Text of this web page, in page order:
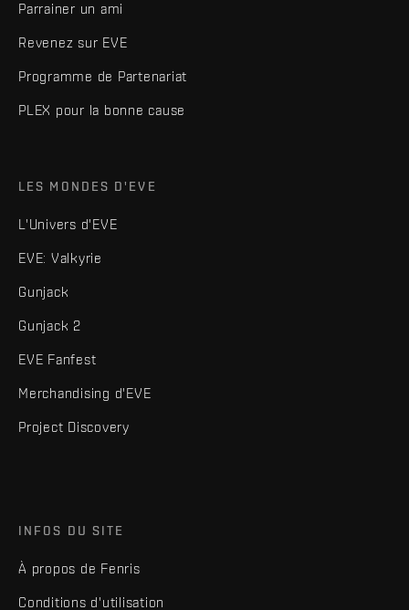
Parrainer un ami
Revenez sur EVE
Programme de Partenariat
PLEX pour la bonne cause
LES MONDES D'EVE
L'Univers d'EVE
EVE: Valkyrie
Gunjack
Gunjack 2
EVE Fanfest
Merchandising d'EVE
Project Discovery
INFOS DU SITE
À propos de Fenris
Conditions d'utilisation